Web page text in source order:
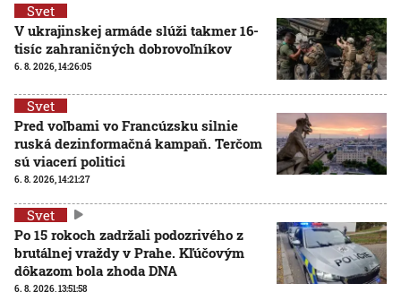
Svet
V ukrajinskej armáde slúži takmer 16-
tisíc zahraničných dobrovoľníkov
6. 8. 2026, 14:26:05
Svet
Pred voľbami vo Francúzsku silnie
ruská dezinformačná kampaň. Terčom
sú viacerí politici
6. 8. 2026, 14:21:27
Svet
Po 15 rokoch zadržali podozrivého z
brutálnej vraždy v Prahe. Kľúčovým
dôkazom bola zhoda DNA
6. 8. 2026, 13:51:58